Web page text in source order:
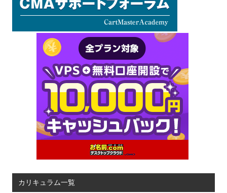
カリキュラム一覧